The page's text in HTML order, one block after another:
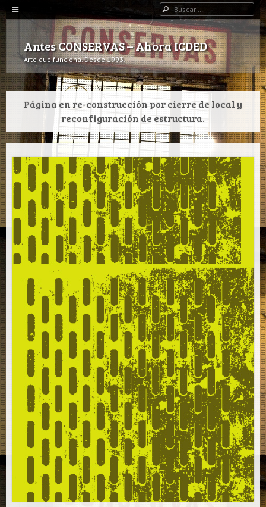
IR AL CONTENIDO
Buscar
Antes CONSERVAS – Ahora ICDED
Arte que funciona. Desde 1993.
Página en re-construcción por cierre de local y
reconfiguración de estructura.